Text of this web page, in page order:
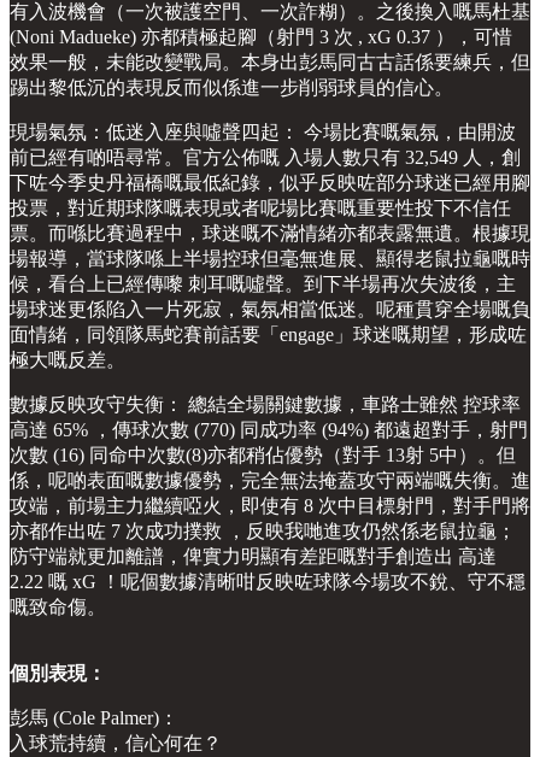
有入波機會（一次被護空門、一次詐糊）。之後換入嘅馬杜基
(Noni Madueke) 亦都積極起腳（射門 3 次 , xG 0.37 ），可惜
效果一般，未能改變戰局。本身出彭馬同古古話係要練兵，但
踢出黎低沉的表現反而似係進一步削弱球員的信心。
現場氣氛：低迷入座與噓聲四起： 今場比賽嘅氣氛，由開波
前已經有啲唔尋常。官方公佈嘅 入場人數只有 32,549 人，創
下咗今季史丹福橋嘅最低紀錄，似乎反映咗部分球迷已經用腳
投票，對近期球隊嘅表現或者呢場比賽嘅重要性投下不信任
票。而喺比賽過程中，球迷嘅不滿情緒亦都表露無遺。根據現
場報導，當球隊喺上半場控球但毫無進展、顯得老鼠拉龜嘅時
候，看台上已經傳嚟 刺耳嘅噓聲。到下半場再次失波後，主
場球迷更係陷入一片死寂，氣氛相當低迷。呢種貫穿全場嘅負
面情緒，同領隊馬蛇賽前話要「engage」球迷嘅期望，形成咗
極大嘅反差。
數據反映攻守失衡： 總結全場關鍵數據，車路士雖然 控球率
高達 65% ，傳球次數 (770) 同成功率 (94%) 都遠超對手，射門
次數 (16) 同命中次數(8)亦都稍佔優勢（對手 13射 5中）。但
係，呢啲表面嘅數據優勢，完全無法掩蓋攻守兩端嘅失衡。進
攻端，前場主力繼續啞火，即使有 8 次中目標射門，對手門將
亦都作出咗 7 次成功撲救 ，反映我哋進攻仍然係老鼠拉龜；
防守端就更加離譜，俾實力明顯有差距嘅對手創造出 高達
2.22 嘅 xG ！呢個數據清晰咁反映咗球隊今場攻不銳、守不穩
嘅致命傷。
個別表現：
彭馬 (Cole Palmer)：
入球荒持續，信心何在？